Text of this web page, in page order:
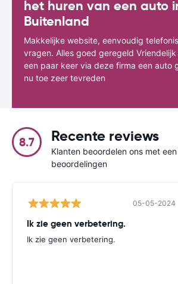
het huren van een auto
Buitenland
Makkelijke website, eenvoudig
vragen. Alles goed geregeld Vriendelijk
een paar keer via deze firma een auto
nu toe zeer tevreden
8.7 Recente reviews
Klanten beoordelen ons met
beoordelingen
05-05-2024
Ik zie geen verbetering.
Ik zie geen verbetering.